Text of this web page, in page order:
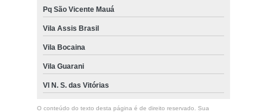
Pq São Vicente Mauá
Vila Assis Brasil
Vila Bocaina
Vila Guarani
Vl N. S. das Vitórias
O conteúdo do texto desta página é de direito reservado. Sua